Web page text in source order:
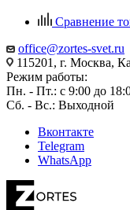
Сравнение
office@zortes-svet.ru
115201, г. Москва,
Режим работы:
Пн. - Пт.: с 9:00 до
Сб. - Вс.: Выходной
Вконтакте
Telegram
WhatsApp